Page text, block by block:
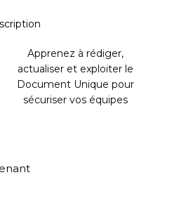
Apprenez à rédiger,
actualiser et exploiter le
Document Unique pour
sécuriser vos équipes